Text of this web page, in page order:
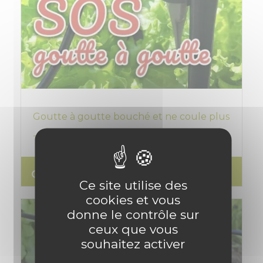
Goutte à goutte bouché et ne coule plus
- Que faire ? Tutos - Entretien
search
Ce site utilise des
cookies et vous
donne le contrôle sur
ceux que vous
souhaitez activer